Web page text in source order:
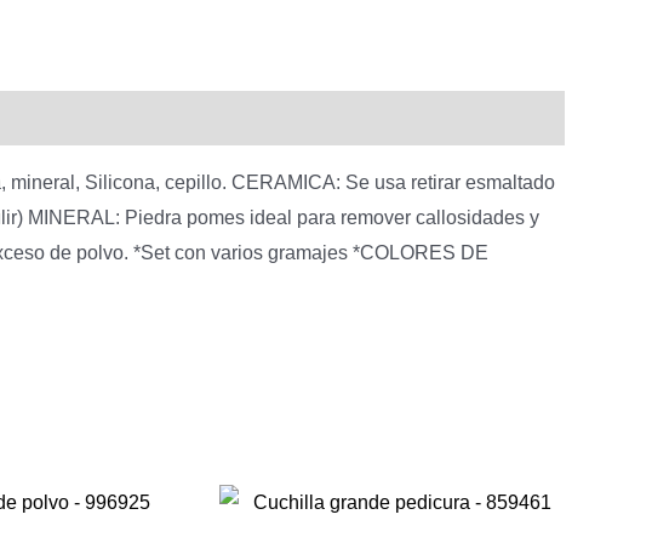
Silicona, cepillo. CERAMICA: Se usa retirar esmaltado
MINERAL: Piedra pomes ideal para remover callosidades y
de polvo. *Set con varios gramajes *COLORES DE